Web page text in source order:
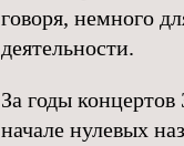
говоря, немного
деятельности.
За годы
начале нулевых